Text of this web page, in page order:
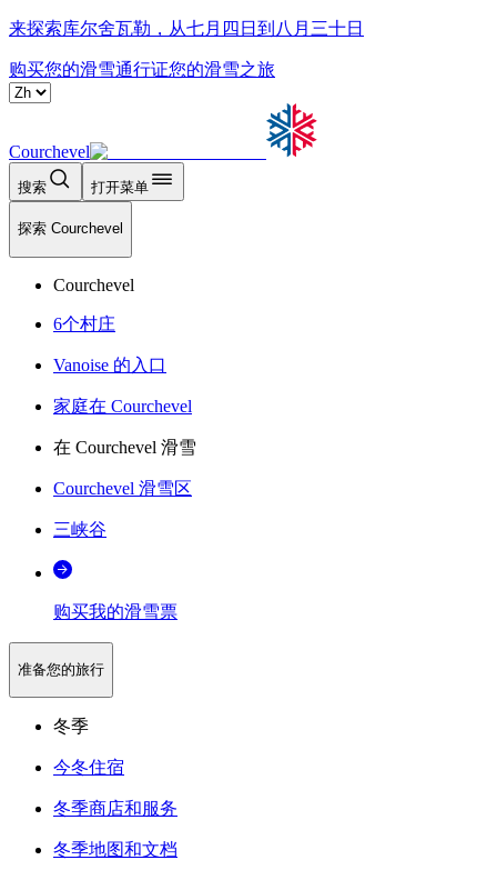
来探索库尔舍瓦勒，从七月四日到八月三十日
购买您的滑雪通行证您的滑雪之旅
Courchevel
搜索 打开菜单
探索 Courchevel
Courchevel
6个村庄
Vanoise 的入口
家庭在 Courchevel
在 Courchevel 滑雪
Courchevel 滑雪区
三峡谷
购买我的滑雪票
准备您的旅行
冬季
今冬住宿
冬季商店和服务
冬季地图和文档